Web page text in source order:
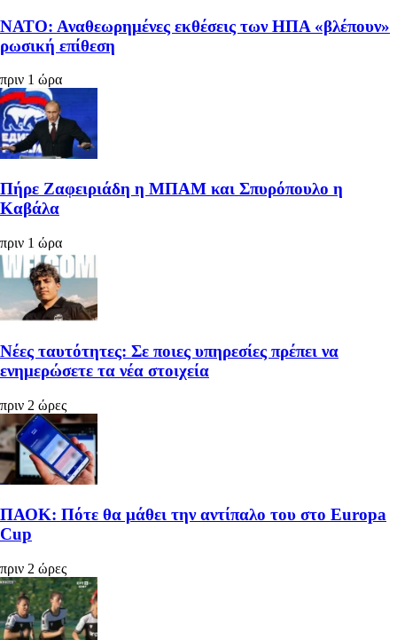
ΝΑΤΟ: Αναθεωρημένες εκθέσεις των ΗΠΑ «βλέπουν»
ρωσική επίθεση
πριν 1 ώρα
Πήρε Ζαφειριάδη η ΜΠΑΜ και Σπυρόπουλο η
Καβάλα
πριν 1 ώρα
Νέες ταυτότητες: Σε ποιες υπηρεσίες πρέπει να
ενημερώσετε τα νέα στοιχεία
πριν 2 ώρες
ΠΑΟΚ: Πότε θα μάθει την αντίπαλο του στο Europa
Cup
πριν 2 ώρες